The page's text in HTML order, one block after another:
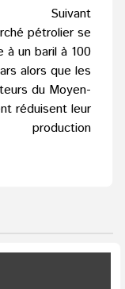
Suivant
pétrolier se
à un baril à 100
alors que les
du Moyen-
réduisent leur
production